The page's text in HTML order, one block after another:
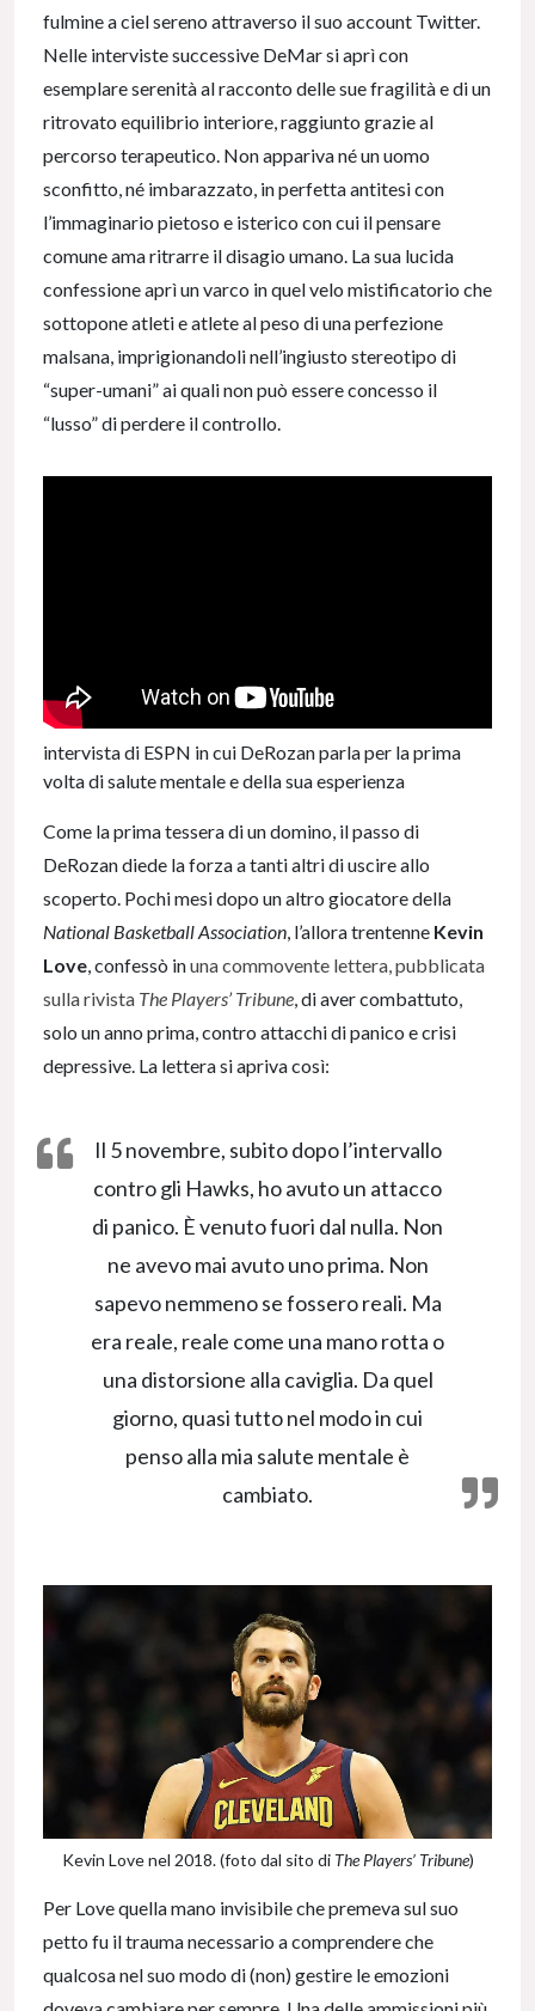
fulmine a ciel sereno attraverso il suo account Twitter.
Nelle interviste successive DeMar si aprì con
esemplare serenità al racconto delle sue fragilità e di un
ritrovato equilibrio interiore, raggiunto grazie al
percorso terapeutico. Non appariva né un uomo
sconfitto, né imbarazzato, in perfetta antitesi con
l’immaginario pietoso e isterico con cui il pensare
comune ama ritrarre il disagio umano. La sua lucida
confessione aprì un varco in quel velo mistificatorio che
sottopone atleti e atlete al peso di una perfezione
malsana, imprigionandoli nell’ingiusto stereotipo di
“super-umani” ai quali non può essere concesso il
“lusso” di perdere il controllo.
intervista di ESPN in cui DeRozan parla per la prima
volta di salute mentale e della sua esperienza
Come la prima tessera di un domino, il passo di
DeRozan diede la forza a tanti altri di uscire allo
scoperto. Pochi mesi dopo un altro giocatore della
National Basketball Association, l’allora trentenne Kevin
Love, confessò inuna commovente lettera, pubblicata
sulla rivista The Players’ Tribune, di aver combattuto,
solo un anno prima, contro attacchi di panico e crisi
depressive. La lettera si apriva così:
Il 5 novembre, subito dopo l’intervallo
contro gli Hawks, ho avuto un attacco
di panico. È venuto fuori dal nulla. Non
ne avevo mai avuto uno prima. Non
sapevo nemmeno se fossero reali. Ma
era reale, reale come una mano rotta o
una distorsione alla caviglia. Da quel
giorno, quasi tutto nel modo in cui
penso alla mia salute mentale è
cambiato.
Kevin Love nel 2018. (foto dal sito di The Players’ Tribune)
Per Love quella mano invisibile che premeva sul suo
petto fu il trauma necessario a comprendere che
qualcosa nel suo modo di (non) gestire le emozioni